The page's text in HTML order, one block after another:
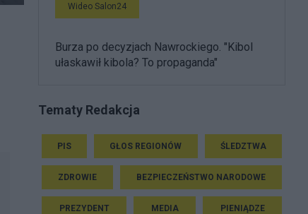
Wideo Salon24
Burza po decyzjach Nawrockiego. "Kibol
ułaskawił kibola? To propaganda"
Tematy Redakcja
PIS GŁOS REGIONÓW ŚLEDZTWA
ZDROWIE BEZPIECZEŃSTWO NARODOWE
PREZYDENT MEDIA PIENIĄDZE